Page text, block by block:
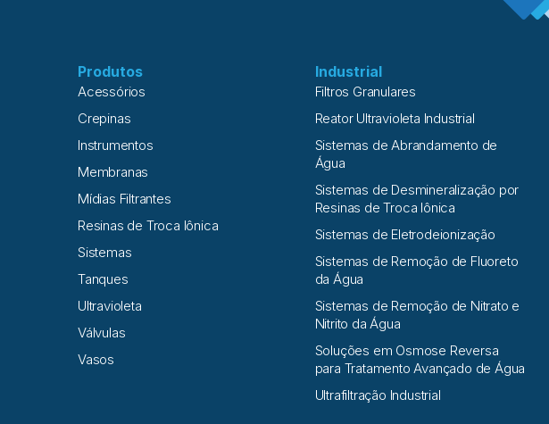
Produtos
Acessórios
Crepinas
Instrumentos
Membranas
Mídias Filtrantes
Resinas de Troca Iônica
Sistemas
Tanques
Ultravioleta
Válvulas
Vasos
Industrial
Filtros Granulares
Reator Ultravioleta Industrial
Sistemas de Abrandamento de
Água
Sistemas de Desmineralização por
Resinas de Troca Iônica
Sistemas de Eletrodeionização
Sistemas de Remoção de Fluoreto
da Água
Sistemas de Remoção de Nitrato e
Nitrito da Água
Soluções em Osmose Reversa
para Tratamento Avançado de Água
Ultrafiltração Industrial